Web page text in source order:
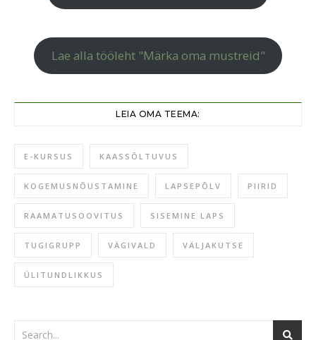
Lae alla tööleht "Märka oma mustreid"
LEIA OMA TEEMA:
E-KURSUS KAASSÕLTUVUS
KOGEMUSNÕUSTAMINE LAPSEPÕLV PIIRID
RAAMATUSOOVITUS SISEMINE LAPS
TUGIGRUPP VÄGIVALD VÄLJAKUTSE
ÜLITUNDLIKKUS